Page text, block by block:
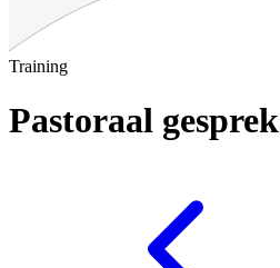
Training
Pastoraal gesprek